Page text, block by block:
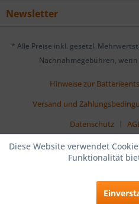
Newsletter
* Alle Preise inkl. gesetzl.
Nachnahmegebühren,
Hinweise zur
Versand und
Datenschutz
Diese Website verwendet
Funktionalität